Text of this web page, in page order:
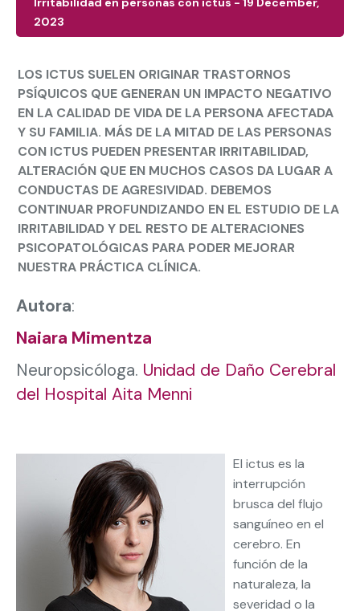
2023
LOS ICTUS SUELEN ORIGINAR TRASTORNOS
PSÍQUICOS QUE GENERAN UN IMPACTO NEGATIVO
EN LA CALIDAD DE VIDA DE LA PERSONA AFECTADA
Y SU FAMILIA. MÁS DE LA MITAD DE LAS PERSONAS
CON ICTUS PUEDEN PRESENTAR IRRITABILIDAD,
ALTERACIÓN QUE EN MUCHOS CASOS DA LUGAR A
CONDUCTAS DE AGRESIVIDAD. DEBEMOS
CONTINUAR PROFUNDIZANDO EN EL ESTUDIO DE LA
IRRITABILIDAD Y DEL RESTO DE ALTERACIONES
PSICOPATOLÓGICAS PARA PODER MEJORAR
NUESTRA PRÁCTICA CLÍNICA.
Autora:
Naiara Mimentza
Neuropsicóloga. Unidad de Daño Cerebral
del Hospital Aita Menni
El ictus es la
interrupción
brusca del flujo
sanguíneo en el
cerebro. En
función de la
naturaleza, la
severidad o la